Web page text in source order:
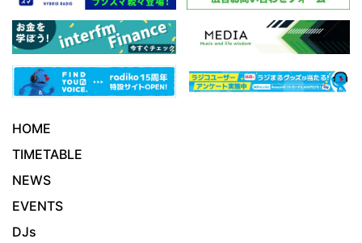
HOME
TIMETABLE
NEWS
EVENTS
DJs